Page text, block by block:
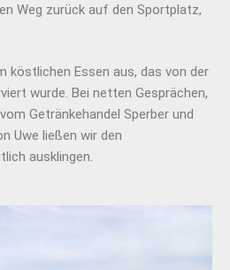
Weg zurück auf den Sportplatz,
köstlichen Essen aus, das von der
wurde. Bei netten Gesprächen,
Getränkehandel Sperber und
Uwe ließen wir den
ausklingen.